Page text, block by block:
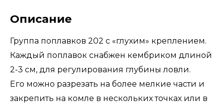
Описание
Группа поплавков 202 с «глухим» креплением.
Каждый поплавок снабжен кембриком длиной
2-3 см, для регулирования глубины ловли.
Его можно разрезать на более мелкие части и
закрепить на комле в нескольких точках или в